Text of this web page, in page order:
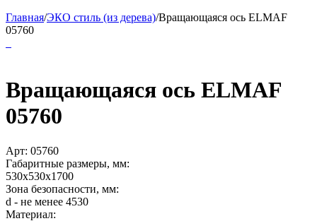
Главная/ЭКО стиль (из дерева)/Вращающаяся ось ELMAF
05760
Вращающаяся ось ELMAF
05760
Арт: 05760
Габаритные размеры, мм:
530х530х1700
Зона безопасности, мм:
d - не менее 4530
Материал: